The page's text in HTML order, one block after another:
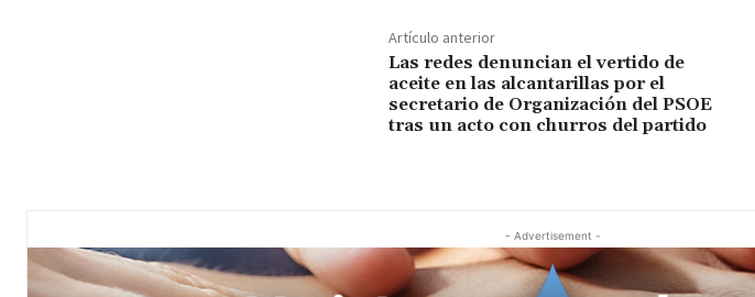
Artículo anterior
Las redes denuncian el vertido de
aceite en las alcantarillas por el
secretario de Organización del PSOE
tras un acto con churros del partido
- Advertisement -